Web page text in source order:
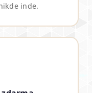
inde.